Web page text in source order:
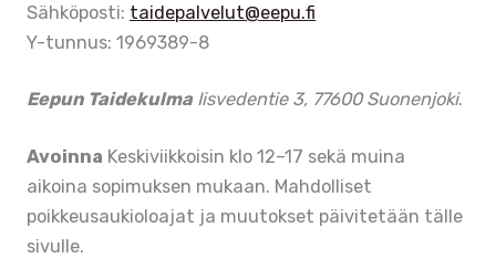
Sähköposti: taidepalvelut@eepu.fi
Y-tunnus: 1969389-8
Eepun Taidekulma Iisvedentie 3, 77600 Suonenjoki.
Avoinna Keskiviikkoisin klo 12–17 sekä muina
aikoina sopimuksen mukaan. Mahdolliset
poikkeusaukioloajat ja muutokset päivitetään tälle
sivulle.